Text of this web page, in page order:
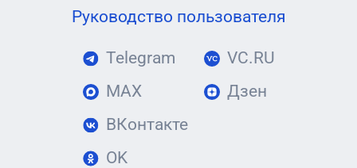
Руководство пользователя
Telegram
MAX
ВКонтакте
OK
VC.RU
Дзен